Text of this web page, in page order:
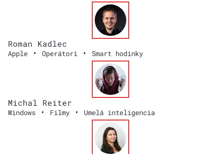
Roman Kadlec
Apple • Operátori • Smart hodinky
Michal Reiter
Windows • Filmy • Umelá inteligencia